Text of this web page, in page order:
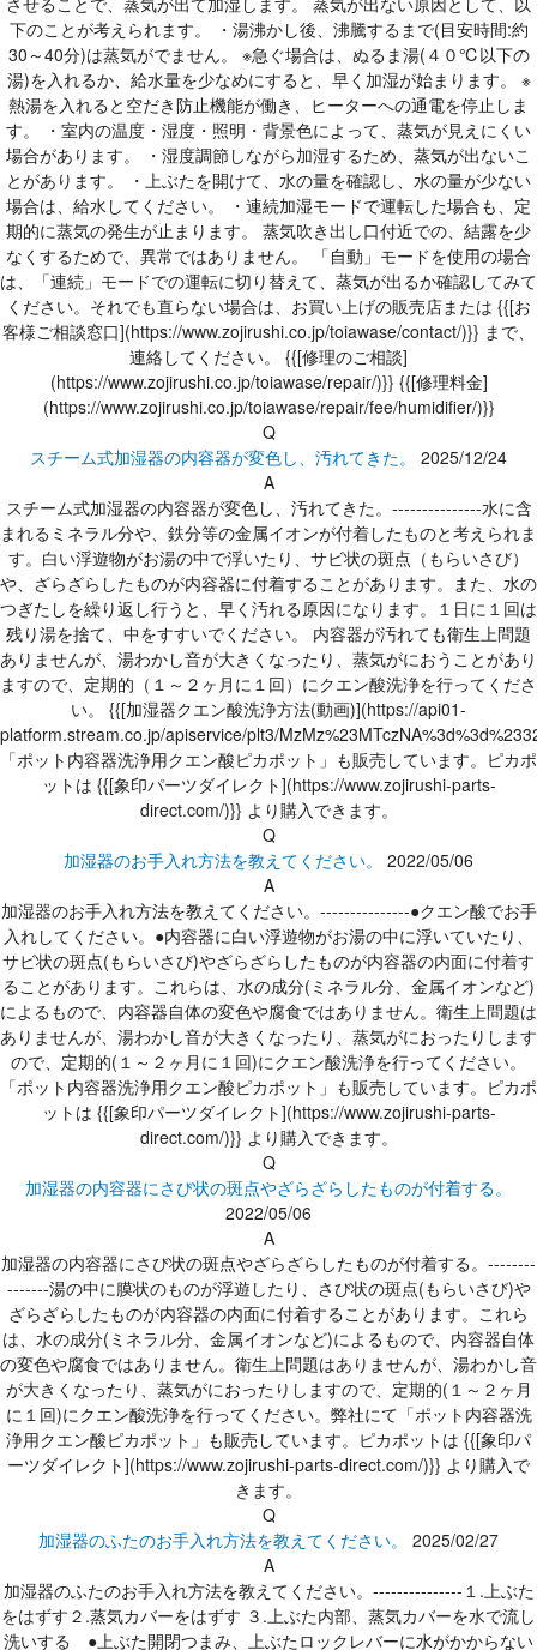
下のことが考えられます。 ・湯沸かし後、沸騰するまで(目安時間:約
30～40分)は蒸気がでません。 ※急ぐ場合は、ぬるま湯(４０℃以下の
湯)を入れるか、給水量を少なめにすると、早く加湿が始まります。 ※
熱湯を入れると空だき防止機能が働き、ヒーターへの通電を停止しま
す。 ・室内の温度・湿度・照明・背景色によって、蒸気が見えにくい
場合があります。 ・湿度調節しながら加湿するため、蒸気が出ないこ
とがあります。 ・上ぶたを開けて、水の量を確認し、水の量が少ない
場合は、給水してください。 ・連続加湿モードで運転した場合も、定
期的に蒸気の発生が止まります。 蒸気吹き出し口付近での、結露を少
なくするためで、異常ではありません。 「自動」モードを使用の場合
は、「連続」モードでの運転に切り替えて、蒸気が出るか確認してみて
ください。それでも直らない場合は、お買い上げの販売店または {{[お
客様ご相談窓口](https://www.zojirushi.co.jp/toiawase/contact/)}} まで、
連絡してください。 {{[修理のご相談]
(https://www.zojirushi.co.jp/toiawase/repair/)}} {{[修理料金]
(https://www.zojirushi.co.jp/toiawase/repair/fee/humidifier/)}}
Q
スチーム式加湿器の内容器が変色し、汚れてきた。
2025/12/24
A
スチーム式加湿器の内容器が変色し、汚れてきた。---------------水に含
まれるミネラル分や、鉄分等の金属イオンが付着したものと考えられま
す。白い浮遊物がお湯の中で浮いたり、サビ状の斑点（もらいさび）
や、ざらざらしたものが内容器に付着することがあります。また、水の
つぎたしを繰り返し行うと、早く汚れる原因になります。１日に１回は
残り湯を捨て、中をすすいでください。 内容器が汚れても衛生上問題
ありませんが、湯わかし音が大きくなったり、蒸気がにおうことがあり
ますので、定期的（１～２ヶ月に１回）にクエン酸洗浄を行ってくださ
い。 {{[加湿器クエン酸洗浄方法(動画)](https://api01-
platform.stream.co.jp/apiservice/plt3/
「ポット内容器洗浄用クエン酸ピカポット」も販売しています。ピカポ
ットは {{[象印パーツダイレクト](https://www.zojirushi-parts-
direct.com/)}} より購入できます。
Q
加湿器のお手入れ方法を教えてください。
2022/05/06
A
加湿器のお手入れ方法を教えてください。---------------●クエン酸でお手
入れしてください。●内容器に白い浮遊物がお湯の中に浮いていたり、
サビ状の斑点(もらいさび)やざらざらしたものが内容器の内面に付着す
ることがあります。これらは、水の成分(ミネラル分、金属イオンなど)
によるもので、内容器自体の変色や腐食ではありません。衛生上問題は
ありませんが、湯わかし音が大きくなったり、蒸気がにおったりします
ので、定期的(１～２ヶ月に１回)にクエン酸洗浄を行ってください。
「ポット内容器洗浄用クエン酸ピカポット」も販売しています。ピカポ
ットは {{[象印パーツダイレクト](https://www.zojirushi-parts-
direct.com/)}} より購入できます。
Q
加湿器の内容器にさび状の斑点やざらざらしたものが付着する。
2022/05/06
A
加湿器の内容器にさび状の斑点やざらざらしたものが付着する。--------
-------湯の中に膜状のものが浮遊したり、さび状の斑点(もらいさび)や
ざらざらしたものが内容器の内面に付着することがあります。これら
は、水の成分(ミネラル分、金属イオンなど)によるもので、内容器自体
の変色や腐食ではありません。衛生上問題はありませんが、湯わかし音
が大きくなったり、蒸気がにおったりしますので、定期的(１～２ヶ月
に１回)にクエン酸洗浄を行ってください。弊社にて「ポット内容器洗
浄用クエン酸ピカポット」も販売しています。ピカポットは {{[象印パ
ーツダイレクト](https://www.zojirushi-parts-direct.com/)}} より購入で
きます。
Q
加湿器のふたのお手入れ方法を教えてください。
2025/02/27
A
加湿器のふたのお手入れ方法を教えてください。---------------１.上ぶた
をはずす２.蒸気カバーをはずす ３.上ぶた内部、蒸気カバーを水で流し
洗いする ●上ぶた開閉つまみ、上ぶたロックレバーに水がかからない